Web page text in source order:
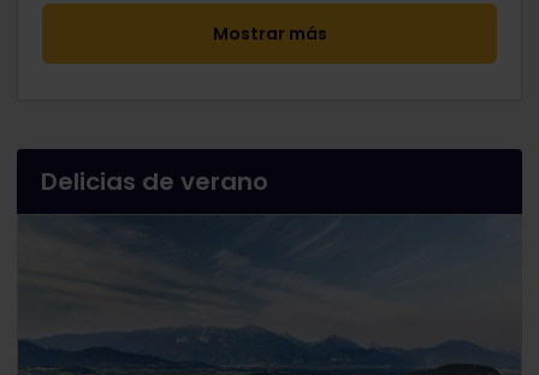
Mostrar más
Delicias de verano